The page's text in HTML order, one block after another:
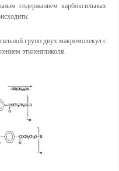
содержанием карбоксильных
групп двух макромолекул с
этиленгликоля.